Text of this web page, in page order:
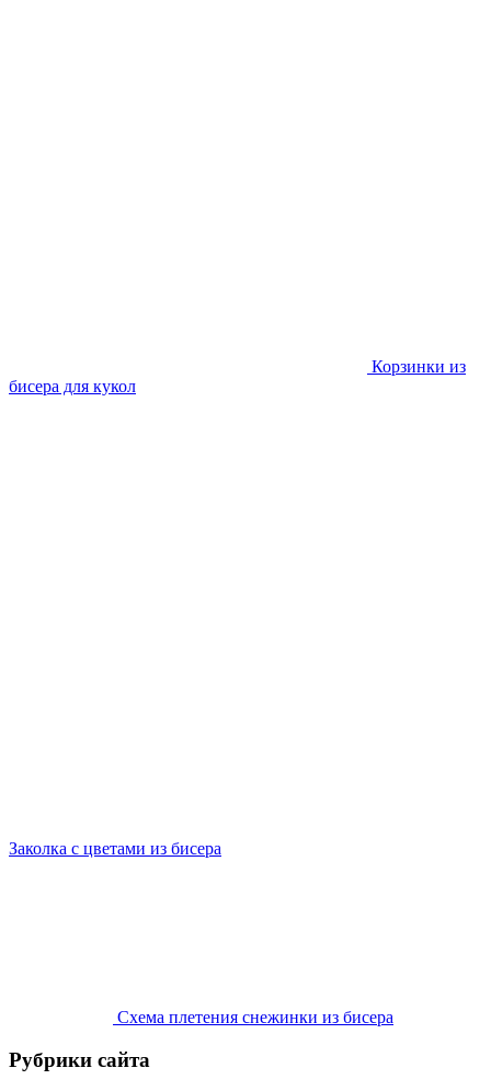
Корзинки из
бисера для кукол
Заколка с цветами из бисера
Схема плетения снежинки из бисера
Рубрики сайта